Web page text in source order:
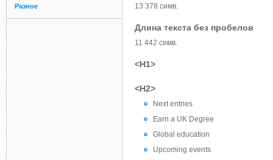
Разное 13 378 симв.
Длина текста без пробелов
11 442 симв.
<H1>
<H2>
Next entries
Earn a UK Degree
Global education
Upcoming events